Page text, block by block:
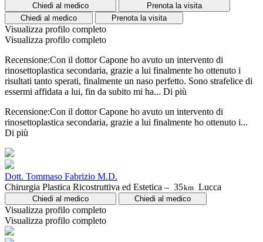
Chiedi al medico
Prenota la visita
Chiedi al medico
Prenota la visita
Visualizza profilo completo
Visualizza profilo completo
Recensione:Con il dottor Capone ho avuto un intervento di
rinosettoplastica secondaria, grazie a lui finalmente ho ottenuto i
risultati tanto sperati, finalmente un naso perfetto. Sono strafelice di
essermi affidata a lui, fin da subito mi ha... Di più
Recensione:Con il dottor Capone ho avuto un intervento di
rinosettoplastica secondaria, grazie a lui finalmente ho ottenuto i...
Di più
Dott. Tommaso Fabrizio M.D.
Chirurgia Plastica Ricostruttiva ed Estetica – 35km Lucca
Chiedi al medico Chiedi al medico
Visualizza profilo completo
Visualizza profilo completo